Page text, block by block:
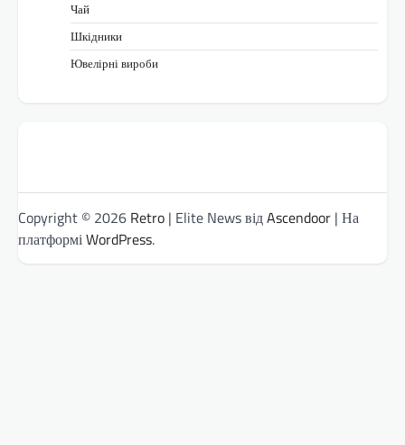
Чай
Шкідники
Ювелірні вироби
Copyright © 2026 Retro | Elite News відAscendoor | На
платформіWordPress.